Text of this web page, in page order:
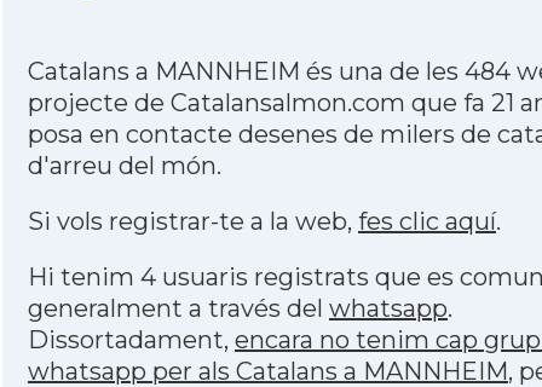
Catalans a MANNHEIM és una de les 484
projecte de Catalansalmon.com que fa 21
posa en contacte desenes de milers de
d'arreu del món.
Si vols registrar-te a la web, fes clic aquí.
Hi tenim 4 usuaris registrats que es
generalment a través del whatsapp.
Dissortadament, encara no tenim cap
whatsapp per als Catalans a MANNHEIM,